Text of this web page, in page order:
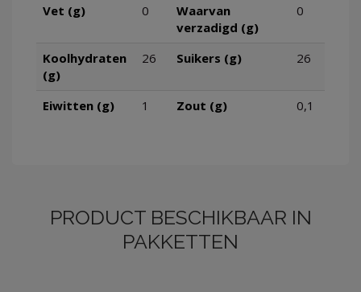
Vet (g)
0
Waarvan
verzadigd (g)
0
Koolhydraten
(g)
26 Suikers (g) 26
Eiwitten (g) 1 Zout (g) 0,1
PRODUCT BESCHIKBAAR IN
PAKKETTEN